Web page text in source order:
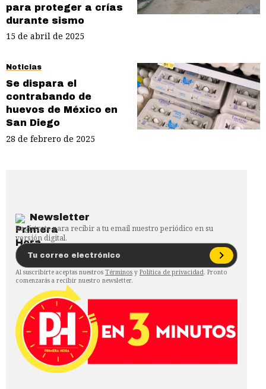
para proteger a crías
durante sismo
15 de abril de 2025
Noticias
Se dispara el
contrabando de
huevos de México en
San Diego
28 de febrero de 2025
Newsletter
Regístrate para recibir a tu email nuestro periódico en su
versión digital.
Al suscribirte aceptas nuestros Términos y Política de privacidad. Pronto
comenzarás a recibir nuestro newsletter.